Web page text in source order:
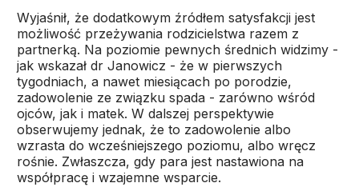
Wyjaśnił, że dodatkowym źródłem satysfakcji jest
możliwość przeżywania rodzicielstwa razem z
partnerką. Na poziomie pewnych średnich widzimy -
jak wskazał dr Janowicz - że w pierwszych
tygodniach, a nawet miesiącach po porodzie,
zadowolenie ze związku spada - zarówno wśród
ojców, jak i matek. W dalszej perspektywie
obserwujemy jednak, że to zadowolenie albo
wzrasta do wcześniejszego poziomu, albo wręcz
rośnie. Zwłaszcza, gdy para jest nastawiona na
współpracę i wzajemne wsparcie.